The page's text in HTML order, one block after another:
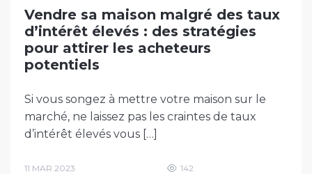
Vendre sa maison malgré des taux
d’intérêt élevés : des stratégies
pour attirer les acheteurs
potentiels
Si vous songez à mettre votre maison sur le
marché, ne laissez pas les craintes de taux
d’intérêt élevés vous […]
11 MAR 2023 142